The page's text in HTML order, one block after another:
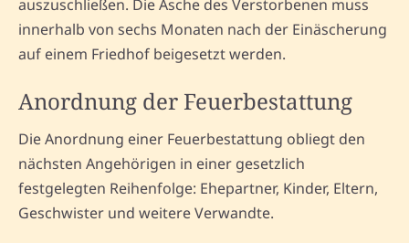
auszuschließen. Die Asche des Verstorbenen muss
innerhalb von sechs Monaten nach der Einäscherung
auf einem Friedhof beigesetzt werden.
Anordnung der Feuerbestattung
Die Anordnung einer Feuerbestattung obliegt den
nächsten Angehörigen in einer gesetzlich
festgelegten Reihenfolge: Ehepartner, Kinder, Eltern,
Geschwister und weitere Verwandte.